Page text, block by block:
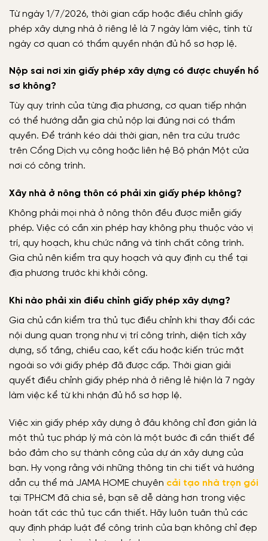
Từ ngày 1/7/2026, thời gian cấp hoặc điều chỉnh giấy
phép xây dựng nhà ở riêng lẻ là 7 ngày làm việc, tính từ
ngày cơ quan có thẩm quyền nhận đủ hồ sơ hợp lệ.
Nộp sai nơi xin giấy phép xây dựng có được chuyển hồ
sơ không?
Tùy quy trình của từng địa phương, cơ quan tiếp nhận
có thể hướng dẫn gia chủ nộp lại đúng nơi có thẩm
quyền. Để tránh kéo dài thời gian, nên tra cứu trước
trên Cổng Dịch vụ công hoặc liên hệ Bộ phận Một cửa
nơi có công trình.
Xây nhà ở nông thôn có phải xin giấy phép không?
Không phải mọi nhà ở nông thôn đều được miễn giấy
phép. Việc có cần xin phép hay không phụ thuộc vào vị
trí, quy hoạch, khu chức năng và tính chất công trình.
Gia chủ nên kiểm tra quy hoạch và quy định cụ thể tại
địa phương trước khi khởi công.
Khi nào phải xin điều chỉnh giấy phép xây dựng?
Gia chủ cần kiểm tra thủ tục điều chỉnh khi thay đổi các
nội dung quan trọng như vị trí công trình, diện tích xây
dựng, số tầng, chiều cao, kết cấu hoặc kiến trúc mặt
ngoài so với giấy phép đã được cấp. Thời gian giải
quyết điều chỉnh giấy phép nhà ở riêng lẻ hiện là 7 ngày
làm việc kể từ khi nhận đủ hồ sơ hợp lệ.
Việc xin giấy phép xây dựng ở đâu không chỉ đơn giản là
một thủ tục pháp lý mà còn là một bước đi cần thiết để
bảo đảm cho sự thành công của dự án xây dựng của
bạn. Hy vọng rằng với những thông tin chi tiết và hướng
dẫn cụ thể mà JAMA HOME chuyên cải tạo nhà trọn gói
tại TPHCM đã chia sẻ, bạn sẽ dễ dàng hơn trong việc
hoàn tất các thủ tục cần thiết. Hãy luôn tuân thủ các
quy định pháp luật để công trình của bạn không chỉ đẹp